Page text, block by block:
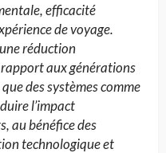
efficacité
de voyage.
réduction
aux générations
des systèmes comme
l’impact
au bénéfice des
technologique et